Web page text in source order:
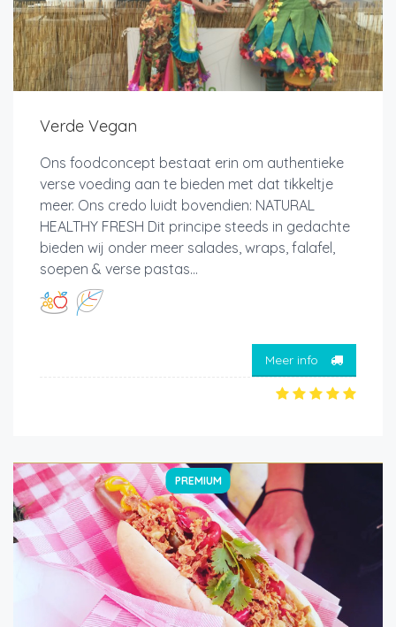
Verde Vegan
Ons foodconcept bestaat erin om authentieke
verse voeding aan te bieden met dat tikkeltje
meer. Ons credo luidt bovendien: NATURAL
HEALTHY FRESH Dit principe steeds in gedachte
bieden wij onder meer salades, wraps, falafel,
soepen & verse pastas...
Meer info
PREMIUM